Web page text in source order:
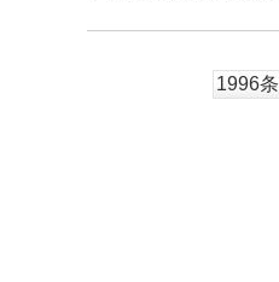
1996条